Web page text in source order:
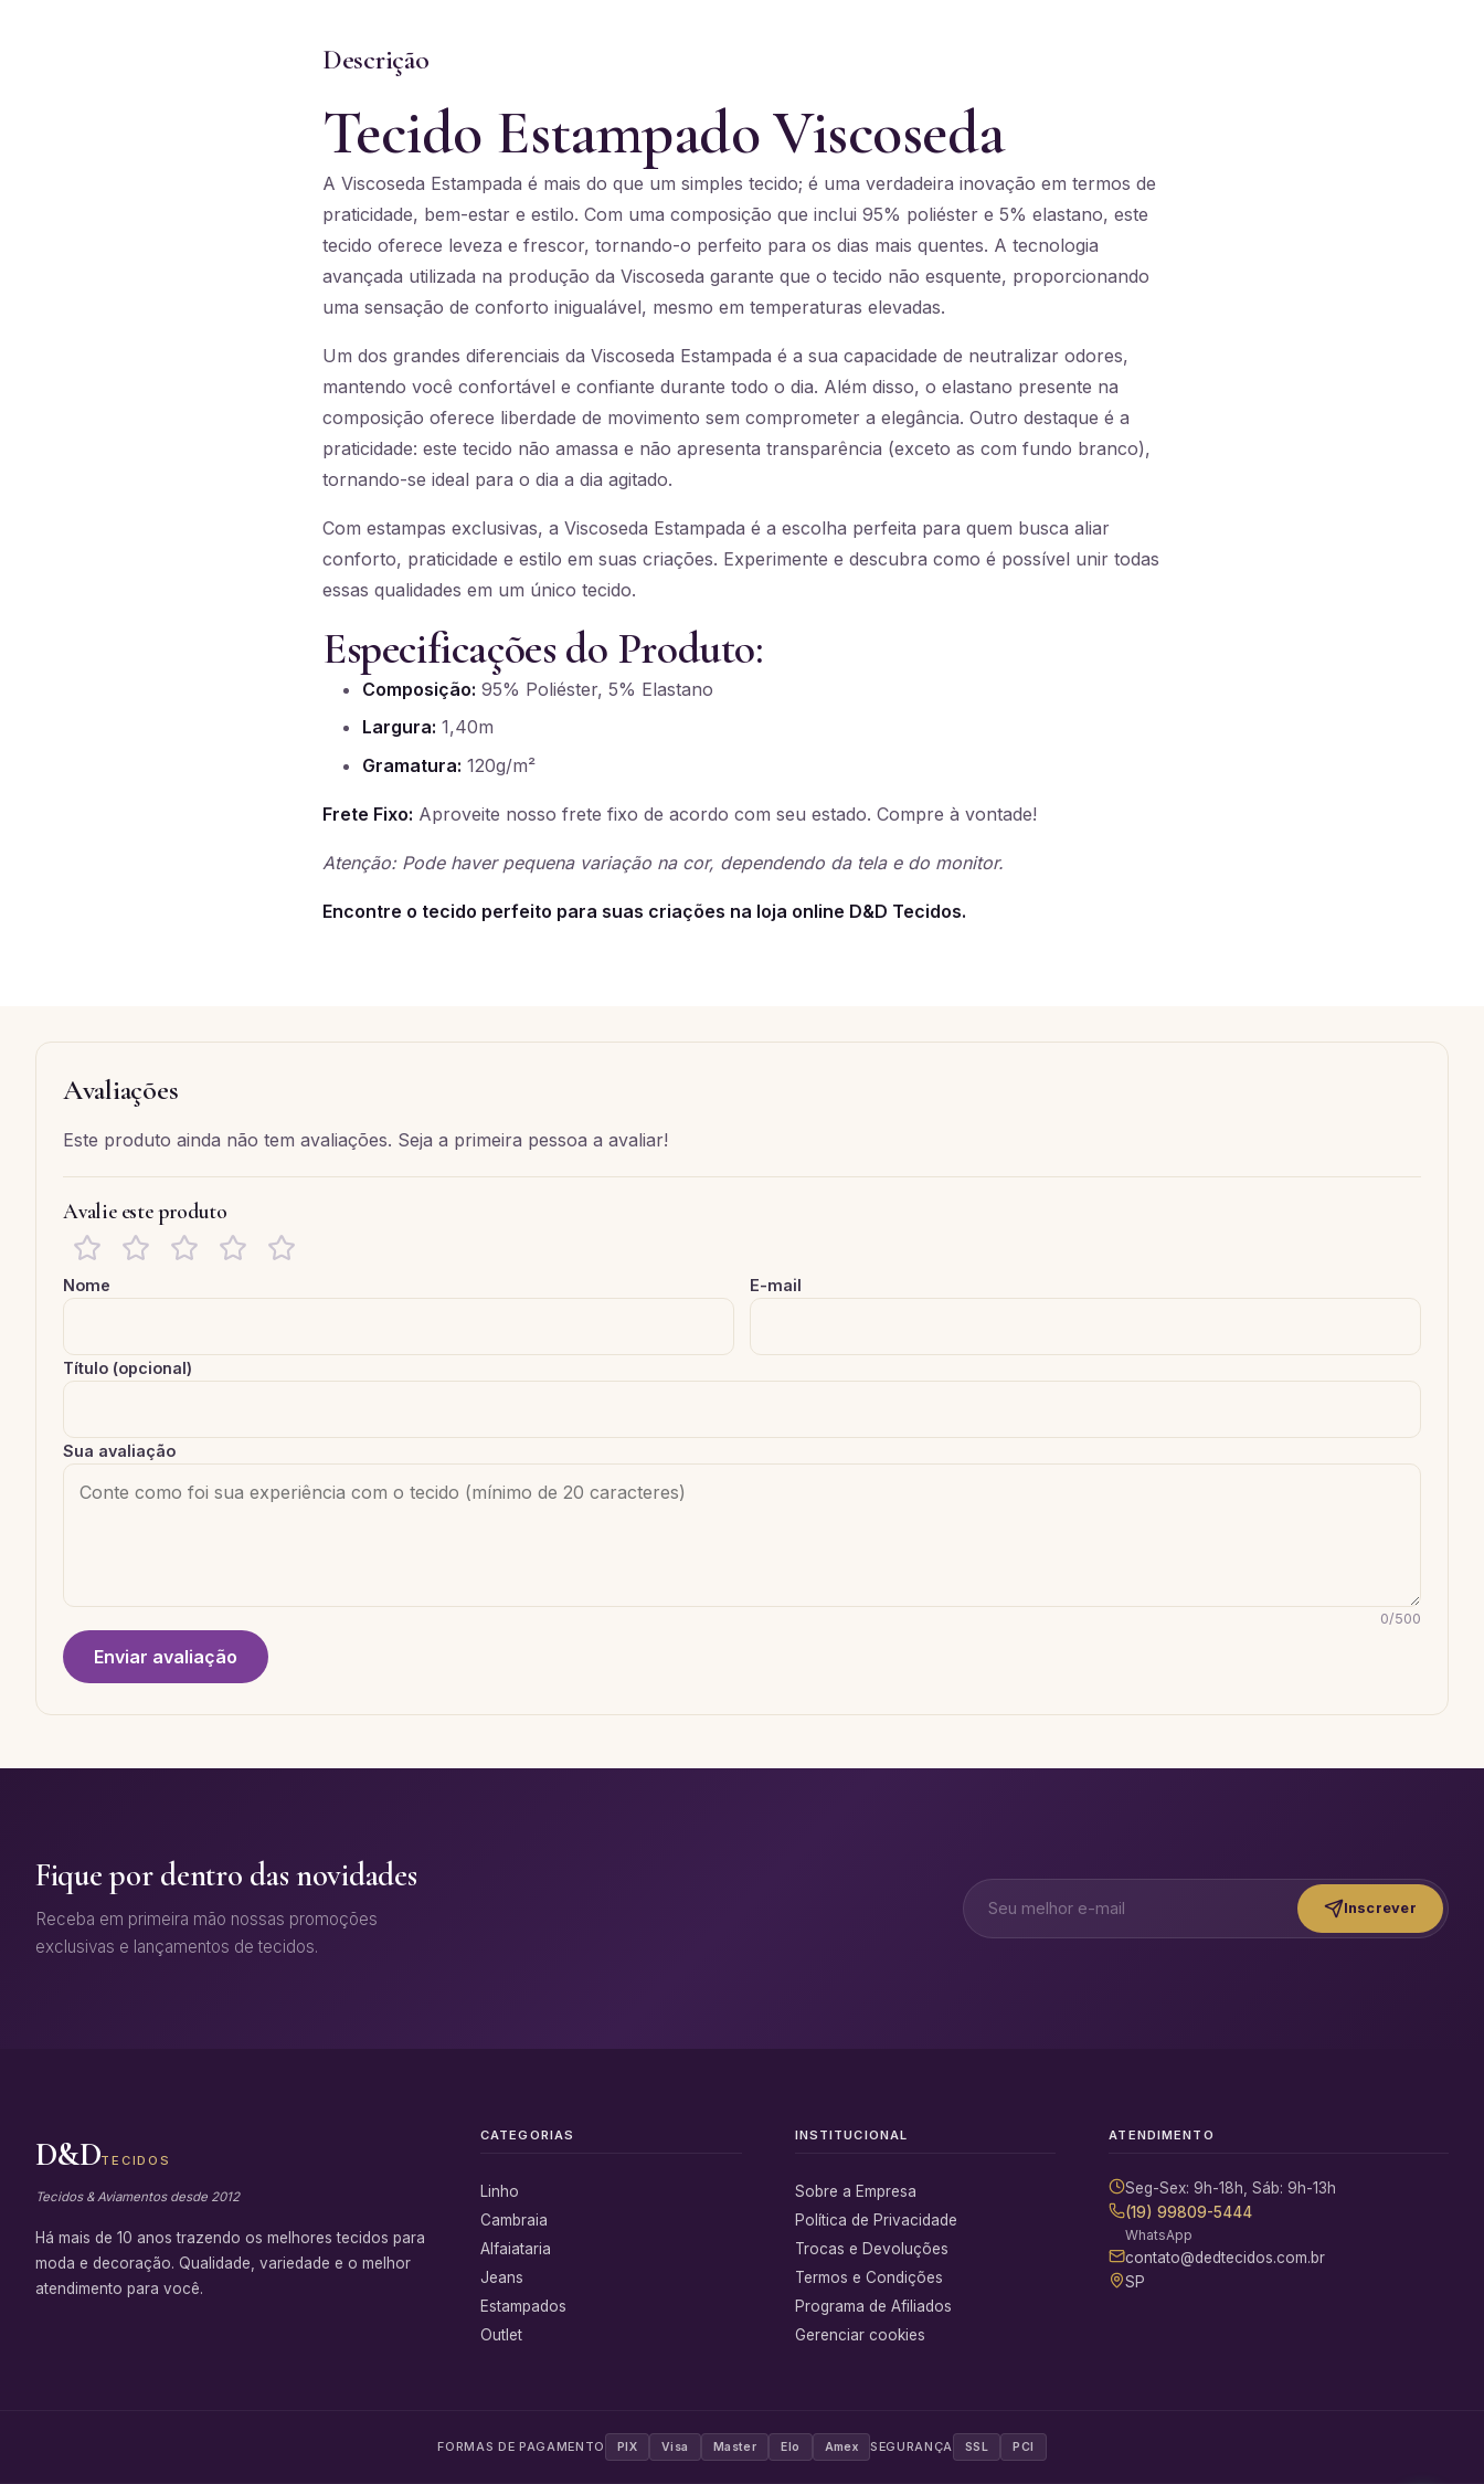
Descrição
Tecido Estampado Viscoseda
A Viscoseda Estampada é mais do que um simples tecido; é uma verdadeira inovação em termos de
praticidade, bem-estar e estilo. Com uma composição que inclui 95% poliéster e 5% elastano, este
tecido oferece leveza e frescor, tornando-o perfeito para os dias mais quentes. A tecnologia
avançada utilizada na produção da Viscoseda garante que o tecido não esquente, proporcionando
uma sensação de conforto inigualável, mesmo em temperaturas elevadas.
Um dos grandes diferenciais da Viscoseda Estampada é a sua capacidade de neutralizar odores,
mantendo você confortável e confiante durante todo o dia. Além disso, o elastano presente na
composição oferece liberdade de movimento sem comprometer a elegância. Outro destaque é a
praticidade: este tecido não amassa e não apresenta transparência (exceto as com fundo branco),
tornando-se ideal para o dia a dia agitado.
Com estampas exclusivas, a Viscoseda Estampada é a escolha perfeita para quem busca aliar
conforto, praticidade e estilo em suas criações. Experimente e descubra como é possível unir todas
essas qualidades em um único tecido.
Especificações do Produto:
Composição: 95% Poliéster, 5% Elastano
Largura: 1,40m
Gramatura: 120g/m²
Frete Fixo: Aproveite nosso frete fixo de acordo com seu estado. Compre à vontade!
Atenção: Pode haver pequena variação na cor, dependendo da tela e do monitor.
Encontre o tecido perfeito para suas criações na loja online D&D Tecidos.
Avaliações
Este produto ainda não tem avaliações. Seja a primeira pessoa a avaliar!
Avalie este produto
Nome E-mail
Título (opcional)
Sua avaliação
0/500
Enviar avaliação
Fique por dentro das novidades
Receba em primeira mão nossas promoções
exclusivas e lançamentos de tecidos.
Inscrever
D&DTECIDOS
Tecidos & Aviamentos desde 2012
Há mais de 10 anos trazendo os melhores tecidos para
moda e decoração. Qualidade, variedade e o melhor
atendimento para você.
CATEGORIAS
Linho
Cambraia
Alfaiataria
Jeans
Estampados
Outlet
INSTITUCIONAL
Sobre a Empresa
Política de Privacidade
Trocas e Devoluções
Termos e Condições
Programa de Afiliados
Gerenciar cookies
ATENDIMENTO
Seg-Sex: 9h-18h, Sáb: 9h-13h
(19) 99809-5444
WhatsApp
contato@dedtecidos.com.br
SP
FORMAS DE PAGAMENTO PIX Visa Master Elo Amex SEGURANÇA SSL PCI